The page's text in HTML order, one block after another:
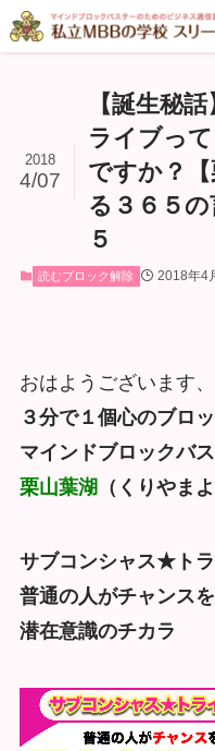
【誕生秘
ライブっ
ですか？
る３６５
５
2018
4/07
読むブロック解除 2018年4
おはようございます、
３分で１個心のブロ
マインドブロックバ
栗山葉湖 （くりやま
サブコンシャス★トラ
普通の人がチャンス
潜在意識のチカラ